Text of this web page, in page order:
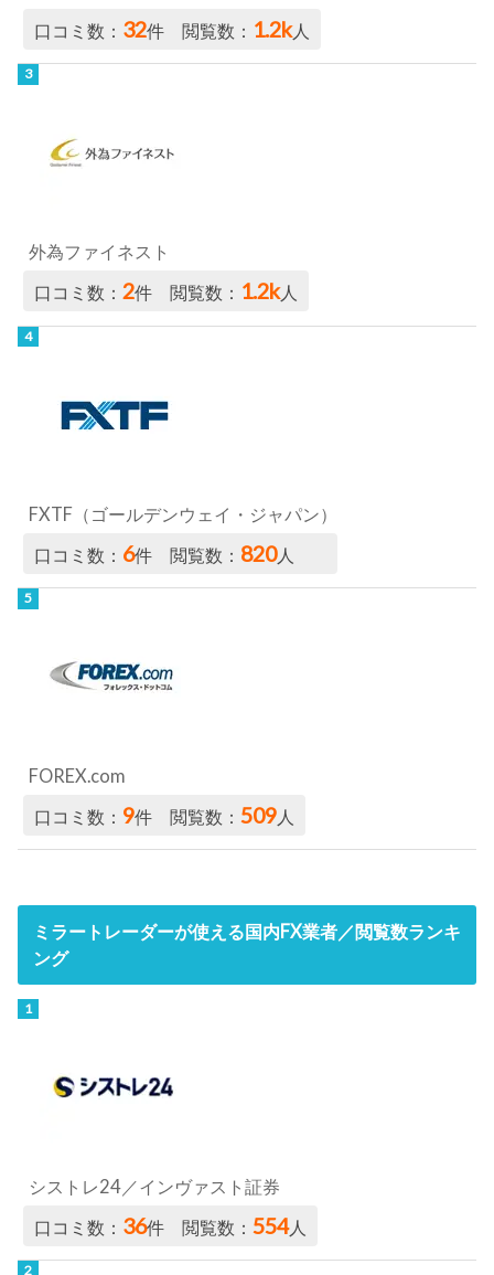
口コミ数： 32件 閲覧数： 1.2k人
外為ファイネスト
口コミ数：2件 閲覧数： 1.2k人
FXTF（ゴールデンウェイ・ジャパン）
口コミ数： 6件 閲覧数： 820人
FOREX.com
口コミ数： 9件 閲覧数：509 人
ミラートレーダーが使える国内FX業者／閲覧数ランキ
ング
シストレ24／インヴァスト証券
口コミ数： 36件 閲覧数：554人